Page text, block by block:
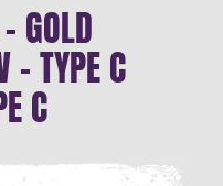
GOLD
- TYPE C
C